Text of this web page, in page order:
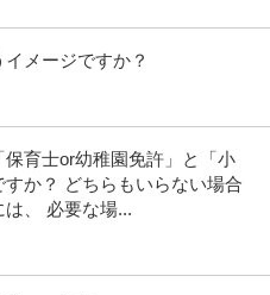
メージですか？
育士or幼稚園免許」と「小
か？ どちらもいらない場合
、 必要な場...